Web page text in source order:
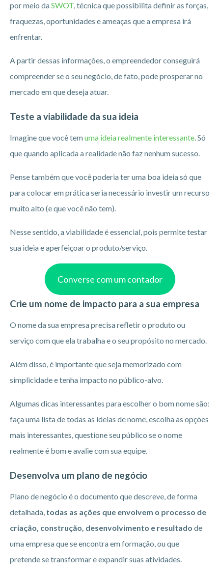
por meio daSWOT, técnica que possibilita definir as forças,
fraquezas, oportunidades e ameaças que a empresa irá
enfrentar.
A partir dessas informações, o empreendedor conseguirá
compreender se o seu negócio, de fato, pode prosperar no
mercado em que deseja atuar.
Teste a viabilidade da sua ideia
Imagine que você temuma ideia realmente interessante. Só
que quando aplicada a realidade não faz nenhum sucesso.
Pense também que você poderia ter uma boa ideia só que
para colocar em prática seria necessário investir um recurso
muito alto (e que você não tem).
Nesse sentido, a viabilidade é essencial, pois permite testar
sua ideia e aperfeiçoar o produto/serviço.
Converse com um contador
Crie um nome de impacto para a sua empresa
O nome da sua empresa precisa refletir o produto ou
serviço com que ela trabalha e o seu propósito no mercado.
Além disso, é importante que seja memorizado com
simplicidade e tenha impacto no público-alvo.
Algumas dicas interessantes para escolher o bom nome são:
faça uma lista de todas as ideias de nome, escolha as opções
mais interessantes, questione seu público se o nome
realmente é bom e avalie com sua equipe.
Desenvolva um plano de negócio
Plano de negócio é o documento que descreve, de forma
detalhada, todas as ações que envolvem o processo de
criação, construção, desenvolvimento e resultado de
uma empresa que se encontra em formação, ou que
pretende se transformar e expandir suas atividades.